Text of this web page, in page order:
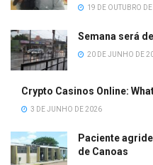
19 DE OUTUBRO
Semana será
20 DE JUNHO DE
Crypto Casinos Online:
3 DE JUNHO DE 2026
Paciente
de Canoas